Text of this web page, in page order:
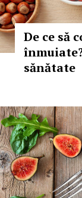
De ce să
sănătate